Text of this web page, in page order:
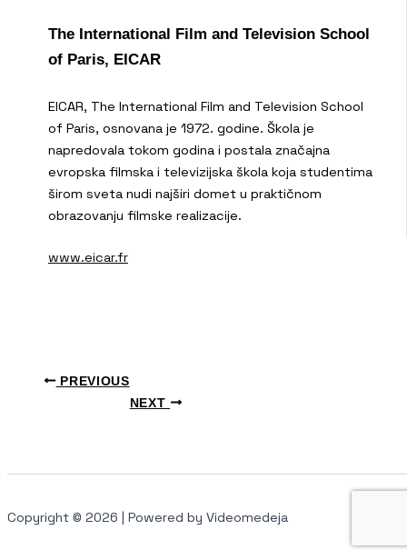
The International Film and Television School
of Paris, EICAR
EICAR, The International Film and Television School
of Paris, osnovana je 1972. godine. Škola je
napredovala tokom godina i postala značajna
evropska filmska i televizijska škola koja studentima
širom sveta nudi najširi domet u praktičnom
obrazovanju filmske realizacije.
www.eicar.fr
PREVIOUS
NEXT
Copyright © 2026 | Powered by Videomedeja